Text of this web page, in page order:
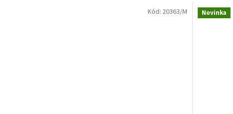
Kód: 20363/M Novinka